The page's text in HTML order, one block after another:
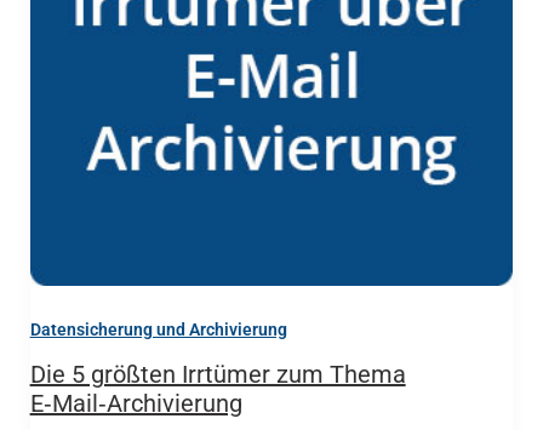
Datensicherung und Archivierung
Die 5 größten Irrtümer zum Thema
E‑Mail‑Archivierung